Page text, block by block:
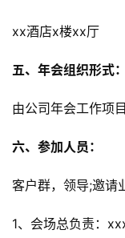
xx酒店x楼xx厅
五、年会组织形式：
由公司年会工作项
六、参加人员：
客户群，领导;邀请
1、会场总负责：